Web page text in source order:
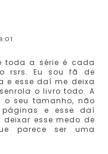
toda a série é cada
rsrs. Eu sou fã de
e esse daí me deixa
o livro todo. A
seu tamanho, não
e esse daí
esse medo de
parece ser uma